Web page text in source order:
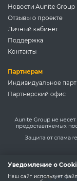
Новости Aunite Group
Отзывы о проекте
Личный кабинет
Поддержка
Контакты
Партнерам
Индивидуальное
Партнерский офис
Aunite Group не несет
предоставляемых
Защита от спама
Копирование и
Уведомление о
Наш сайт использует